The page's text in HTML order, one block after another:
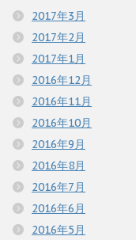
2017年3月
2017年2月
2017年1月
2016年12月
2016年11月
2016年10月
2016年9月
2016年8月
2016年7月
2016年6月
2016年5月